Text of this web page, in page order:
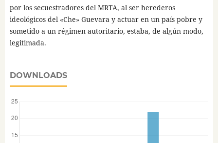
por los secuestradores del MRTA, al ser herederos
ideológicos del «Che» Guevara y actuar en un país pobre y
sometido a un régimen autoritario, estaba, de algún modo,
legitimada.
DOWNLOADS